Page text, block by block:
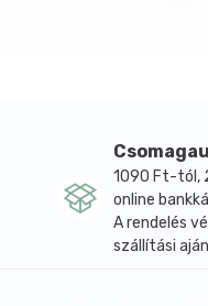
1090 Ft-tól,
online
A rendelés
szállítási